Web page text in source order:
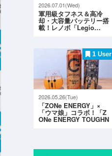
2026.07.01(Wed)
軍用級タフネス＆高冷
却・大容量バッテリー搭
載！レノボ「Legio…
1 User
2026.05.26(Tue)
「ZONe ENERGY」×
「ウマ娘」コラボ！「Z
ONe ENERGY TOUGHN